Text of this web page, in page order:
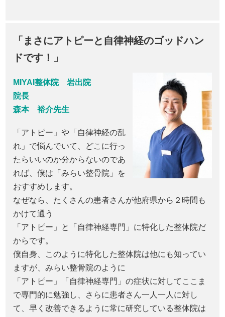
「まさにアトピーと自律神経のゴッドハン
ドです！」
MIYAI整体院 岩出院
院長
森本 裕介先生
「アトピー」や「自律神経の乱
れ」で悩んでいて、どこに行っ
たらいいのか分からないのであ
れば、僕は「みらい整骨院」を
おすすめします。
なぜなら、たくさんの患者さんが他府県から２時間も
かけて通う
「アトピー」と「自律神経専門」に特化した整体院だ
からです。
僕自身、このように特化した整体院は他にも知ってい
ますが、みらい整骨院のように
「アトピー」「自律神経専門」の症状に対してここま
で専門的に勉強し、さらに患者さん一人一人に対し
て、早く改善できるように常に研究している整体院は